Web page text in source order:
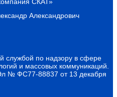
СКАТ»
Александрович
службой по надзору в сфере
и массовых коммуникаций.
№ ФС77-88837 от 13 декабря